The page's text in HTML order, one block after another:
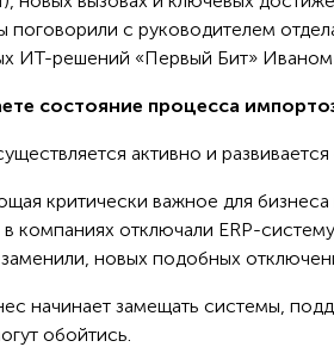
с руководителем
ИТ-решений «Первый Бит»
состояние процесса
активно и
критически важное для
компаниях отключали ERP-
новых подобных
начинает замещать системы,
обойтись.